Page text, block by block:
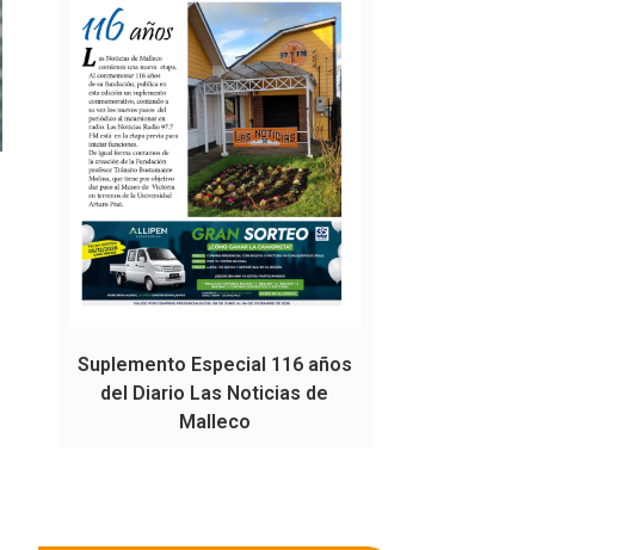
Suplemento Especial 116 años
del Diario Las Noticias de
Malleco